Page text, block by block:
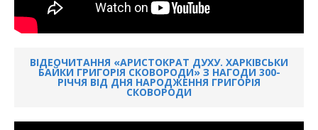
ВІДЕОЧИТАННЯ «АРИСТОКРАТ ДУХУ. ХАРКІВСЬКИ
БАЙКИ ГРИГОРІЯ СКОВОРОДИ» З НАГОДИ 300-
РІЧЧЯ ВІД ДНЯ НАРОДЖЕННЯ ГРИГОРІЯ
СКОВОРОДИ